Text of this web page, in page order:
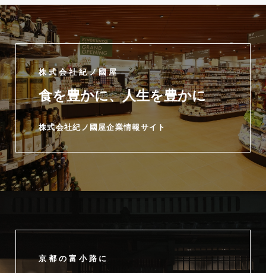
株式会社紀ノ國屋
食を豊かに、人生を豊かに
株式会社紀ノ國屋企業情報サイト
京都の富小路に